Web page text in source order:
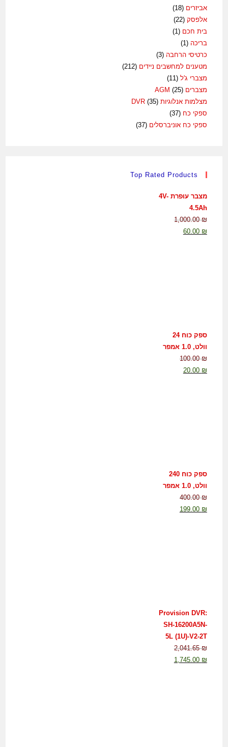
אביזרים (18)
אלפסק (22)
בית חכם (1)
בריכה (1)
כרטיסי הרחבה (3)
מטענים למחשבים ניידים (212)
מצברי ג'ל (11)
מצברים AGM(25)
מצלמות אנלוגיות DVR(35)
ספקי כח (37)
ספקי כח אוניברסלים (37)
Top Rated Products
מצבר עופרת 4V-
4.5Ah
1,000.00₪
60.00 ₪
ספק כוח 24
וולט, 1.0 אמפר
100.00₪
20.00 ₪
ספק כוח 240
וולט, 1.0 אמפר
400.00₪
199.00 ₪
Provision DVR:
SH-16200A5N-
5L (1U)-V2-2T
2,041.65₪
1,745.00 ₪